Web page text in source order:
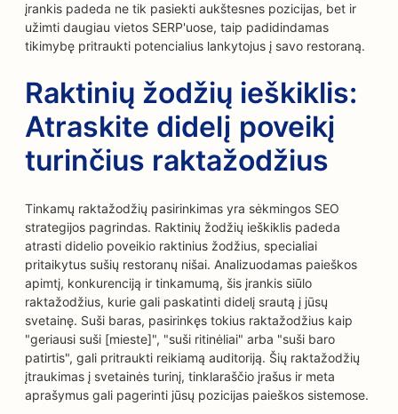
įrankis padeda ne tik pasiekti aukštesnes pozicijas, bet ir
užimti daugiau vietos SERP'uose, taip padidindamas
tikimybę pritraukti potencialius lankytojus į savo restoraną.
Raktinių žodžių ieškiklis:
Atraskite didelį poveikį
turinčius raktažodžius
Tinkamų raktažodžių pasirinkimas yra sėkmingos SEO
strategijos pagrindas. Raktinių žodžių ieškiklis padeda
atrasti didelio poveikio raktinius žodžius, specialiai
pritaikytus sušių restoranų nišai. Analizuodamas paieškos
apimtį, konkurenciją ir tinkamumą, šis įrankis siūlo
raktažodžius, kurie gali paskatinti didelį srautą į jūsų
svetainę. Suši baras, pasirinkęs tokius raktažodžius kaip
"geriausi suši [mieste]", "suši ritinėliai" arba "suši baro
patirtis", gali pritraukti reikiamą auditoriją. Šių raktažodžių
įtraukimas į svetainės turinį, tinklaraščio įrašus ir meta
aprašymus gali pagerinti jūsų pozicijas paieškos sistemose.